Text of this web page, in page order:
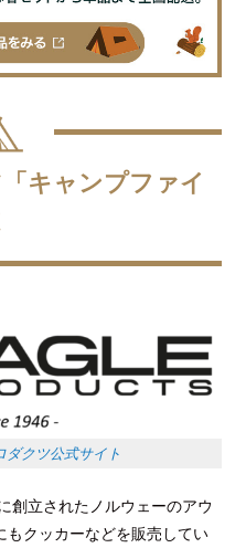
キャンプファイ
ダクツ公式サイト
創立されたノルウェーのアウ
もクッカーなどを販売してい